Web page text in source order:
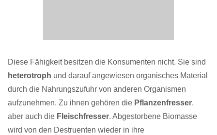
Diese Fähigkeit besitzen die Konsumenten nicht. Sie sind
heterotroph und darauf angewiesen organisches Material
durch die Nahrungszufuhr von anderen Organismen
aufzunehmen. Zu ihnen gehören die Pflanzenfresser,
aber auch die Fleischfresser. Abgestorbene Biomasse
wird von den Destruenten wieder in ihre